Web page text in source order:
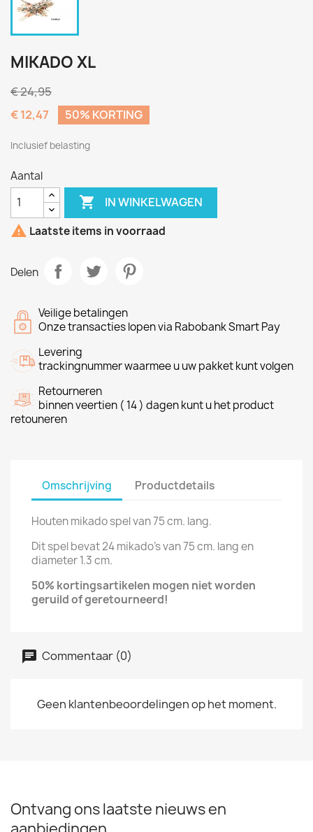
MIKADO XL
€ 24,95
€ 12,47
50% KORTING
Inclusief belasting
Aantal
 IN WINKELWAGEN
 Laatste items in voorraad
Delen
Veilige betalingen
Onze transacties lopen via Rabobank Smart Pay
Levering
trackingnummer waarmee u uw pakket kunt volgen
Retourneren
binnen veertien ( 14 ) dagen kunt u het product
retouneren
Omschrijving Productdetails
Houten mikado spel van 75 cm. lang.
Dit spel bevat 24 mikado's van 75 cm. lang en
diameter 1.3 cm.
50% kortingsartikelen mogen niet worden
geruild ofgeretourneerd!
Commentaar (0)
Geen klantenbeoordelingen op het moment.
Ontvang ons laatste nieuws en